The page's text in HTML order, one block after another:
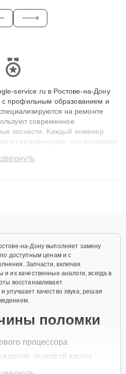
service.ru в Ростове-на-Дону
профильным образованием и
на ремонте
современное
запчасти. Каждый инженер
и сертификацию, что позволяет
до 3 лет. Наши мастера
на-Дону выполняет замену
по доступным ценам и с
Запчасти, включая
и их качественные аналоги, всегда в
восстанавливает
улучшает качество звука, решая
поломки
процессора
звуковой карты